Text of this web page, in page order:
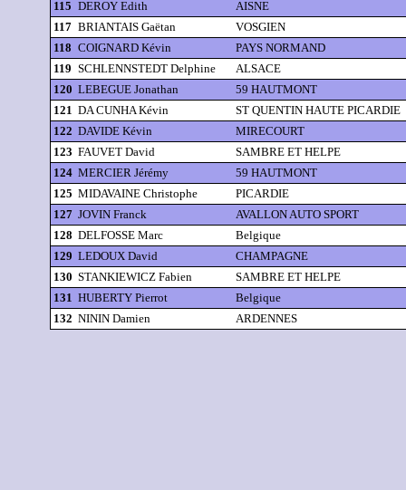
115 DEROY Edith
AISNE
117 BRIANTAIS Gaëtan
VOSGIEN
118 COIGNARD Kévin
PAYS NORMAND
119 SCHLENNSTEDT Delphine
ALSACE
120 LEBEGUE Jonathan
59 HAUTMONT
121 DA CUNHA Kévin
ST QUENTIN HAUTE PICARDIE
122 DAVIDE Kévin
MIRECOURT
123 FAUVET David
SAMBRE ET HELPE
124 MERCIER Jérémy
59 HAUTMONT
125 MIDAVAINE Christophe
PICARDIE
127 JOVIN Franck
AVALLON AUTO SPORT
128 DELFOSSE Marc
Belgique
129 LEDOUX David
CHAMPAGNE
130 STANKIEWICZ Fabien
SAMBRE ET HELPE
131 HUBERTY Pierrot
Belgique
132 NININ Damien ARDENNES